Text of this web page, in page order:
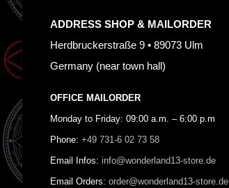
ADDRESS SHOP & MAILORDER
Herdbruckerstraße 9 • 89073 Ulm
Germany (near town hall)
OFFICE MAILORDER
Monday to Friday: 09:00 a.m. – 6:00 p.m
Phone: +49 731-6 02 73 58
Email Infos: info@wonderland13-store.de
Email Orders: order@wonderland13-store.de